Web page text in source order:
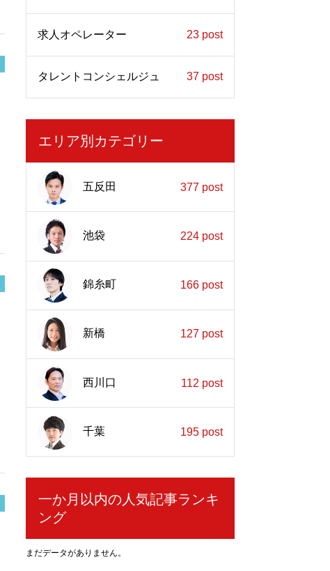
求人オペレーター 23 post
タレントコンシェルジュ 37 post
エリア別カテゴリー
五反田 377 post
池袋 224 post
錦糸町 166 post
新橋 127 post
西川口 112 post
千葉 195 post
一か月以内の人気記事ランキ
ング
まだデータがありません。